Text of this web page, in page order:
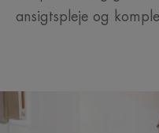
ansigtspleje og